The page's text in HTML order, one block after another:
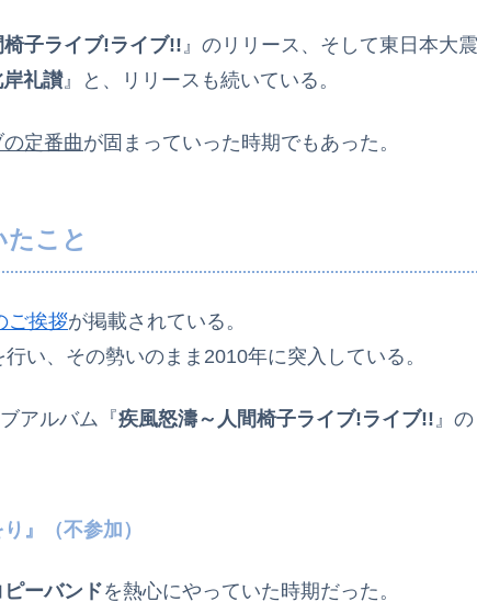
子ライブ!ライブ!! 』のリリース、そして東日本大震
岸礼讃』と、リリースも続いている。
定番曲が固まっていった時期でもあった。
たこと
ご挨拶が掲載されている。
い、その勢いのまま2010年に突入している。
アルバム『疾風怒濤～人間椅子ライブ!ライブ!!』の
』（不参加）
ーバンドを熱心にやっていた時期だった。